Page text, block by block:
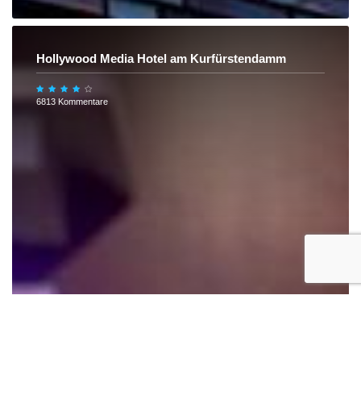
Hollywood Media Hotel am Kurfürstendamm
6813 Kommentare